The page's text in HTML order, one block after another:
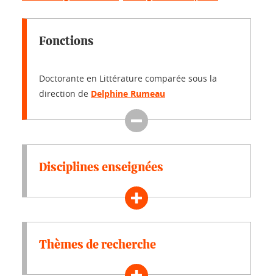
Fonctions
Doctorante en Littérature comparée sous la
direction de Delphine Rumeau
Disciplines enseignées
Thèmes de recherche